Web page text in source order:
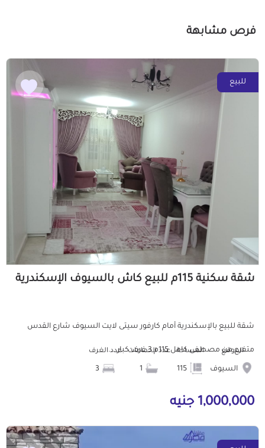
فرص مشابهة
للبيع
شقة سكنية 115م للبيع كاش بالسيوف الإسكندرية
شقة للبيع بالإسكندرية أمام كارفور سيتى لايت السيوف شارع القدس
متفرع من مصطفى كامل 115م 3 غرف كبار ...
الموقع
السيوف
المساحة عدد الحمامات عدد الغرف
1,000,000 جنيه